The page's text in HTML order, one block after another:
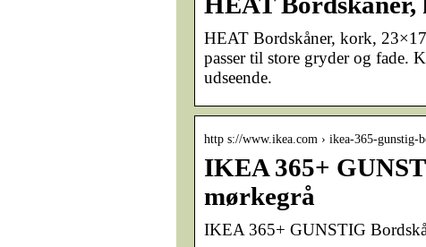
HEAT Bordskåner, kork,
passer til store gryder og fade.
udseende.
http s://www.ikea.com › ikea-365-gunstig-
IKEA 365+
mørkegrå
IKEA 365+ GUNSTIG